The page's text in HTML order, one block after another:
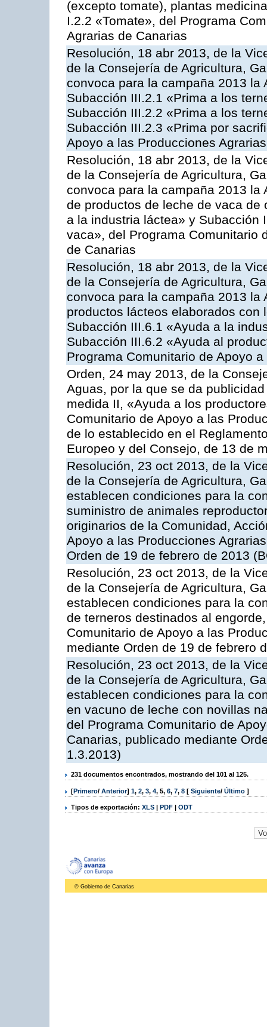
(excepto tomate), plantas
I.2.2 «Tomate», del Programa
Agrarias de Canarias
Resolución, 18 abr 2013, de la
de la Consejería de Agricultura,
convoca para la campaña 2013
Subacción III.2.1 «Prima a los
Subacción III.2.2 «Prima a los
Subacción III.2.3 «Prima por
Apoyo a las Producciones
Resolución, 18 abr 2013, de la
de la Consejería de Agricultura,
convoca para la campaña 2013
de productos de leche de vaca
a la industria láctea» y Subacción
vaca», del Programa Comunitario
de Canarias
Resolución, 18 abr 2013, de la
de la Consejería de Agricultura,
convoca para la campaña 2013
productos lácteos elaborados
Subacción III.6.1 «Ayuda a la
Subacción III.6.2 «Ayuda al
Programa Comunitario de Apoyo
Orden, 24 may 2013, de la
Aguas, por la que se da
medida II, «Ayuda a los
Comunitario de Apoyo a las
de lo establecido en el
Europeo y del Consejo, de 13 de
Resolución, 23 oct 2013, de la
de la Consejería de Agricultura,
establecen condiciones para la
suministro de animales
originarios de la Comunidad,
Apoyo a las Producciones
Orden de 19 de febrero de 2013
Resolución, 23 oct 2013, de la
de la Consejería de Agricultura,
establecen condiciones para la
de terneros destinados al
Comunitario de Apoyo a las
mediante Orden de 19 de febrero
Resolución, 23 oct 2013, de la
de la Consejería de Agricultura,
establecen condiciones para la
en vacuno de leche con novillas
del Programa Comunitario de
Canarias, publicado mediante
1.3.2013)
231 documentos encontrados, mostrando del 101 al 125.
[Primero/ Anterior] 1, 2, 3, 4, 5, 6, 7, 8 [ Siguiente/ Último ]
Tipos de exportación: XLS | PDF | ODT
© Gobierno de Canarias